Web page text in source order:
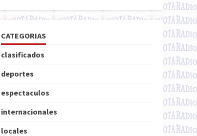
CATEGORIAS
clasificados
deportes
espectaculos
internacionales
locales